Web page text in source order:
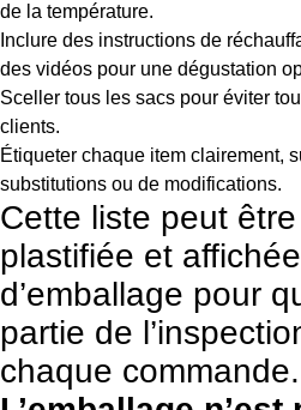
de la température.
Inclure des instructions de
des vidéos pour une dégustation
Sceller tous les sacs pour éviter
clients.
Étiqueter chaque item clairement,
substitutions ou de modifications.
Cette liste peut
plastifiée et
d’emballage pour
partie de
chaque commande.